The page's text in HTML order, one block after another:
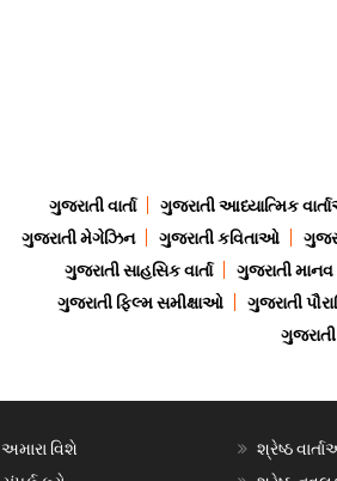
ગુજરાતી વાર્તા ગુજરાતી આધ્યાત્મિક
ગુજરાતી મેગેઝિન
ગુજરાતી કવિતાઓ
ગુજરાતી સાહસિક વાર્તા
ગુજરાતી માનવ
ગુજરાતી ફિલ્મ સમીક્ષાઓ
ગુજરાતી
અમારા વિશે
શ્રેષ્ઠ